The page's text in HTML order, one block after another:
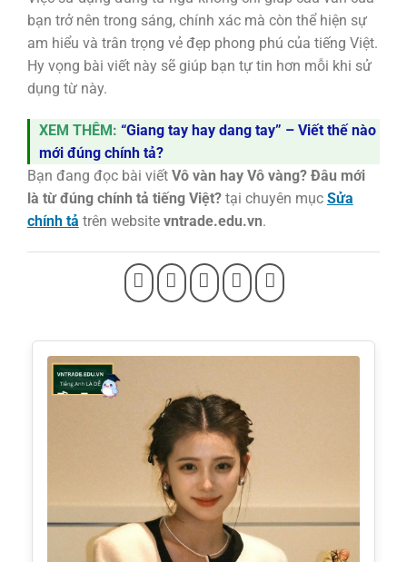
bạn trở nên trong sáng, chính xác mà còn thể hiện sự
am hiểu và trân trọng vẻ đẹp phong phú của tiếng Việt.
Hy vọng bài viết này sẽ giúp bạn tự tin hơn mỗi khi sử
dụng từ này.
XEM THÊM: “Giang tay hay dang tay” – Viết thế nào
mới đúng chính tả?
Bạn đang đọc bài viết Vô vàn hay Vô vàng? Đâu mới
là từ đúng chính tả tiếng Việt?tại chuyên mục Sửa
chính tả trên website vntrade.edu.vn.